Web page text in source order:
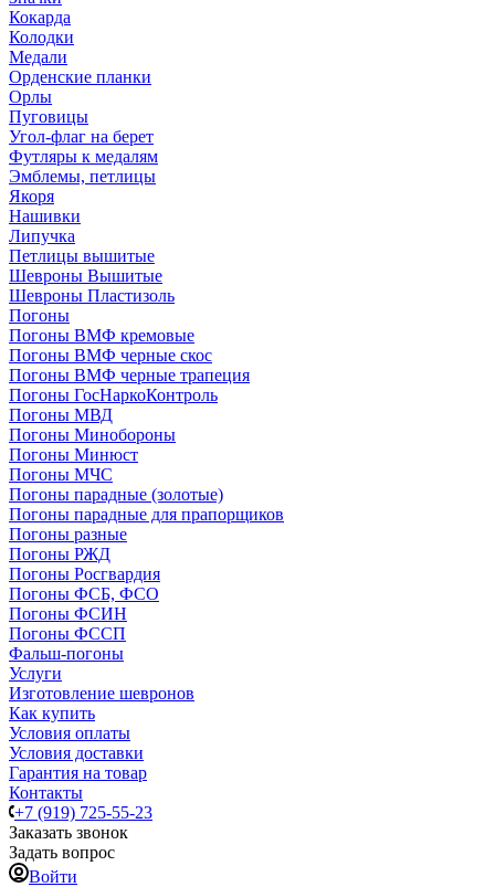
Кокарда
Колодки
Медали
Орденские планки
Орлы
Пуговицы
Угол-флаг на берет
Футляры к медалям
Эмблемы, петлицы
Якоря
Нашивки
Липучка
Петлицы вышитые
Шевроны Вышитые
Шевроны Пластизоль
Погоны
Погоны ВМФ кремовые
Погоны ВМФ черные скос
Погоны ВМФ черные трапеция
Погоны ГосНаркоКонтроль
Погоны МВД
Погоны Минобороны
Погоны Минюст
Погоны МЧС
Погоны парадные (золотые)
Погоны парадные для прапорщиков
Погоны разные
Погоны РЖД
Погоны Росгвардия
Погоны ФСБ, ФСО
Погоны ФСИН
Погоны ФССП
Фальш-погоны
Услуги
Изготовление шевронов
Как купить
Условия оплаты
Условия доставки
Гарантия на товар
Контакты
+7 (919) 725-55-23
Заказать звонок
Задать вопрос
Войти